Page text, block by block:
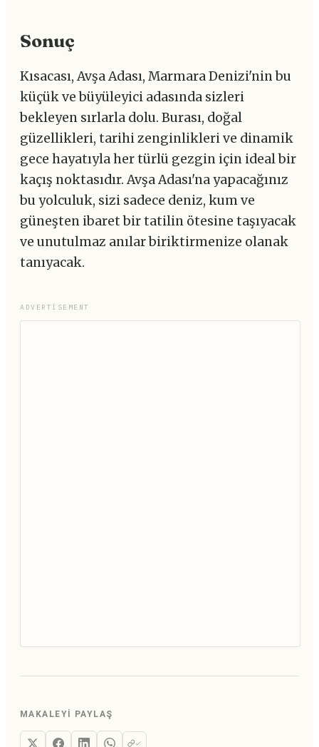
Sonuç
Kısacası, Avşa Adası, Marmara Denizi'nin bu
küçük ve büyüleyici adasında sizleri
bekleyen sırlarla dolu. Burası, doğal
güzellikleri, tarihi zenginlikleri ve dinamik
gece hayatıyla her türlü gezgin için ideal bir
kaçış noktasıdır. Avşa Adası'na yapacağınız
bu yolculuk, sizi sadece deniz, kum ve
güneşten ibaret bir tatilin ötesine taşıyacak
ve unutulmaz anılar biriktirmenize olanak
tanıyacak.
ADVERTISEMENT
MAKALEYI PAYLAŞ